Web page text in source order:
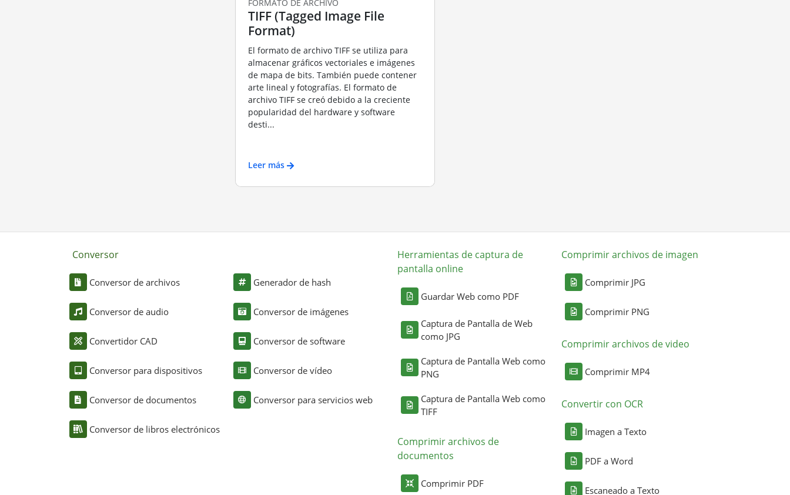
FORMATO DE ARCHIVO
TIFF (Tagged Image File
Format)
El formato de archivo TIFF se utiliza para
almacenar gráficos vectoriales e imágenes
de mapa de bits. También puede contener
arte lineal y fotografías. El formato de
archivo TIFF se creó debido a la creciente
popularidad del hardware y software
desti...
Leer más
Conversor
Conversor de archivos
Conversor de audio
Convertidor CAD
Conversor para dispositivos
Conversor de documentos
Conversor de libros electrónicos
Generador de hash
Conversor de imágenes
Conversor de software
Conversor de vídeo
Conversor para servicios web
Herramientas de captura de
pantalla online
Guardar Web como PDF
Captura de Pantalla de Web
como JPG
Captura de Pantalla Web como
PNG
Captura de Pantalla Web como
TIFF
Comprimir archivos de
documentos
Comprimir PDF
Comprimir archivos de imagen
Comprimir JPG
Comprimir PNG
Comprimir archivos de video
Comprimir MP4
Convertir con OCR
Imagen a Texto
PDF a Word
Escaneado a Texto